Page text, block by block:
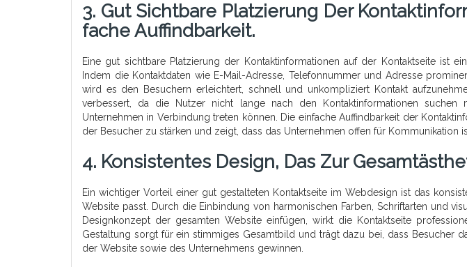
3. Gut Sichtbare Platzierung Der
Fache Auffindbarkeit.
Eine gut sichtbare Platzierung der Kontaktinformationen auf der Kontaktseite ist
Indem die Kontaktdaten wie E-Mail-Adresse, Telefonnummer und Adresse
wird es den Besuchern erleichtert, schnell und unkompliziert Kontakt
verbessert, da die Nutzer nicht lange nach den Kontaktinformationen
Unternehmen in Verbindung treten können. Die einfache Auffindbarkeit der
der Besucher zu stärken und zeigt, dass das Unternehmen offen für Kommunikation
4. Konsistentes Design, Das Zur
Ein wichtiger Vorteil einer gut gestalteten Kontaktseite im Webdesign ist das
Website passt. Durch die Einbindung von harmonischen Farben, Schriftarten und
Designkonzept der gesamten Website einfügen, wirkt die Kontaktseite
Gestaltung sorgt für ein stimmiges Gesamtbild und trägt dazu bei, dass Besucher
der Website sowie des Unternehmens gewinnen.